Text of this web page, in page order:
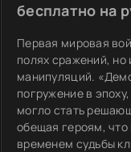
бесплатно на
Первая мировая
полях сражений, но
манипуляций.
погружение в
могло стать
обещая героям, что
временем судьбы